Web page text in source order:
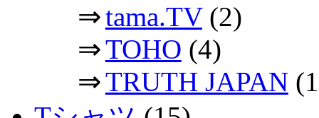
⇒tama.TV(2)
⇒TOHO (4)
⇒TRUTH JAPAN